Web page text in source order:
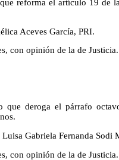
reforma el artículo 19 de
Aceves García, PRI.
con opinión de la de Justicia.
que deroga el párrafo
Gabriela Fernanda Sodi
con opinión de la de Justicia.